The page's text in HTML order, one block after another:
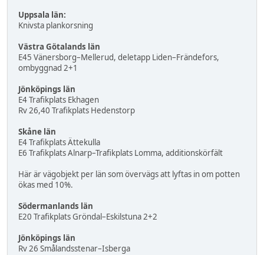
Uppsala län:
Knivsta plankorsning
Västra Götalands län
E45 Vänersborg–Mellerud, deletapp Liden–Frändefors,
ombyggnad 2+1
Jönköpings län
E4 Trafikplats Ekhagen
Rv 26,40 Trafikplats Hedenstorp
Skåne län
E4 Trafikplats Ättekulla
E6 Trafikplats Alnarp–Trafikplats Lomma, additionskörfält
Här är vägobjekt per län som övervägs att lyftas in om potten
ökas med 10%.
Södermanlands län
E20 Trafikplats Gröndal–Eskilstuna 2+2
Jönköpings län
Rv 26 Smålandsstenar–Isberga